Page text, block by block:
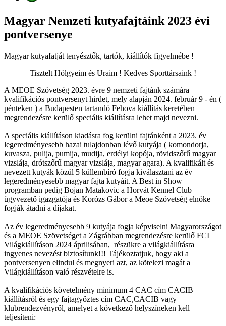
Magyar Nemzeti kutyafajtáink 2023 évi
pontversenye
Magyar kutyafatját tenyésztők, tartók, kiállítók figyelmébe !
Tisztelt Hölgyeim és Uraim ! Kedves Sporttársaink !
A MEOE Szövetség 2023. évre 9 nemzeti fajtánk számára
kvalifikációs pontversenyt hirdet, mely alapján 2024. február 9 - én (
pénteken ) a Budapesten tartandó Fehova kiállítás keretében
megrendezésre kerülő speciális kiállításra lehet majd nevezni.
A speciális kiállításon kiadásra fog kerülni fajtánként a 2023. év
legeredményesebb hazai tulajdonban lévő kutyája ( komondorja,
kuvasza, pulija, pumija, mudija, erdélyi kopója, rövidszőrű magyar
vizslája, drótszőrű magyar vizslája, magyar agara). A kvalifikált és
nevezett kutyák közül 5 küllembíró fogja kiválasztani az év
legeredményesebb magyar fajta kutyáit. A Best in Show
programban pedig Bojan Matakovic a Horvát Kennel Club
ügyvezető igazgatója és Korózs Gábor a Meoe Szövetség elnöke
fogják átadni a díjakat.
Az év legeredményesebb 9 kutyája fogja képviselni Magyarországot
és a MEOE Szövetséget a Zágrábban megrendezésre kerülő FCI
Világkiállításon 2024 áprilisában, részükre a világkiállításra
ingyenes nevezést biztosítunk!!! Tájékoztatjuk, hogy aki a
pontversenyen elindul és megnyeri azt, az kötelezi magát a
Világkiállításon való részvételre is.
A kvalifikációs követelmény minimum 4 CAC cím CACIB
kiállításról és egy fajtagyőztes cím CAC,CACIB vagy
klubrendezvényről, amelyet a következő helyszíneken kell
teljesíteni: